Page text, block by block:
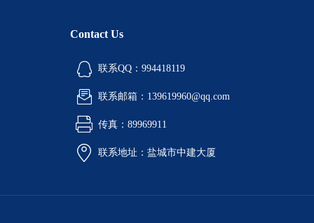
Contact Us
联系QQ：994418119
联系邮箱：139619960@qq.com
传真：89969911
联系地址：盐城市中建大厦